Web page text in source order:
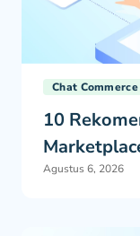
Chat Commerce
10
Agustus 6, 2026